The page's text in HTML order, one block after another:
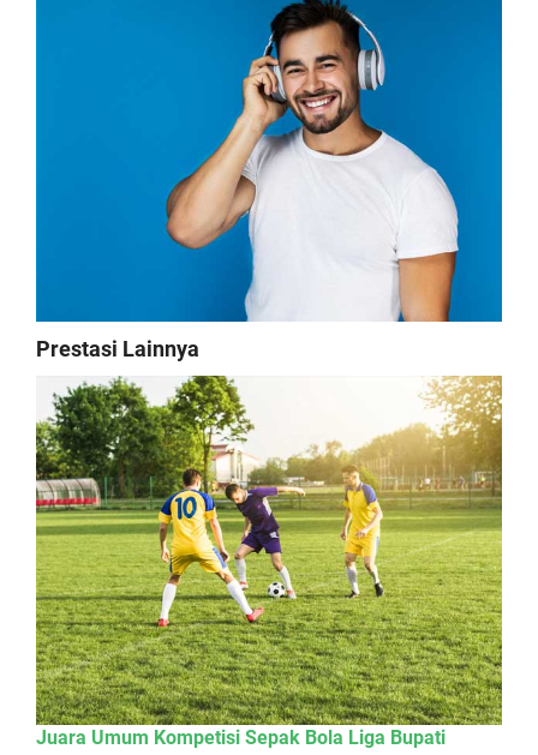
Prestasi Lainnya
Juara Umum Kompetisi Sepak Bola Liga Bupati